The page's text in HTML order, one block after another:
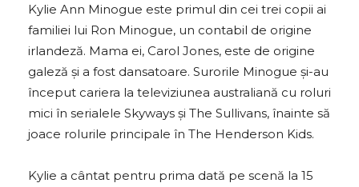
Kylie Ann Minogue este primul din cei trei copii ai
familiei lui Ron Minogue, un contabil de origine
irlandeză. Mama ei, Carol Jones, este de origine
galeză și a fost dansatoare. Surorile Minogue şi-au
început cariera la televiziunea australiană cu roluri
mici în serialele Skyways şi The Sullivans, înainte să
joace rolurile principale în The Henderson Kids.
Kylie a cântat pentru prima dată pe scenă la 15